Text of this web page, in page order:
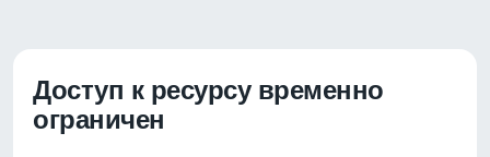
Доступ к ресурсу временно
ограничен